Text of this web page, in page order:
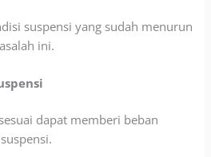
suspensi yang sudah menurun
ini.
dapat memberi beban